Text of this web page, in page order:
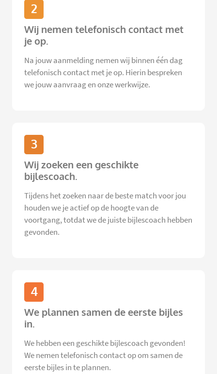
2
Wij nemen telefonisch contact met
je op.
Na jouw aanmelding nemen wij binnen één dag
telefonisch contact met je op. Hierin bespreken
we jouw aanvraag en onze werkwijze.
3
Wij zoeken een geschikte
bijlescoach.
Tijdens het zoeken naar de beste match voor jou
houden we je actief op de hoogte van de
voortgang, totdat we de juiste bijlescoach hebben
gevonden.
4
We plannen samen de eerste bijles
in.
We hebben een geschikte bijlescoach gevonden!
We nemen telefonisch contact op om samen de
eerste bijles in te plannen.